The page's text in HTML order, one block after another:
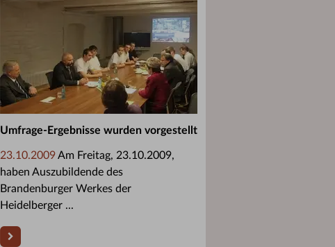
Umfrage-Ergebnisse wurden vorgestellt
23.10.2009Am Freitag, 23.10.2009,
haben Auszubildende des
Brandenburger Werkes der
Heidelberger ...